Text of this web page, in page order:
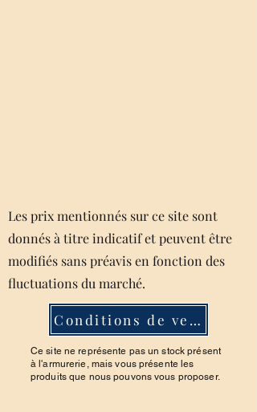
Les prix mentionnés sur ce site sont
donnés à titre indicatif et peuvent être
modifiés sans préavis en fonction des
fluctuations du marché.
Conditions de ventes
Ce site ne représente pas un stock présent
à l'armurerie, mais vous présente les
produits que nous pouvons vous proposer.